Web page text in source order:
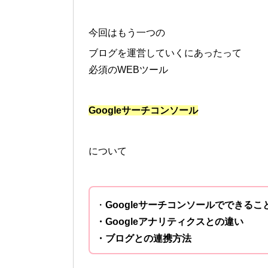
今回はもう一つの
ブログを運営していくにあったって
必須のWEBツール
Googleサーチコンソール
について
・ Googleサーチコンソールでできるこ
・Googleアナリティクスとの違い
・ブログとの連携方法